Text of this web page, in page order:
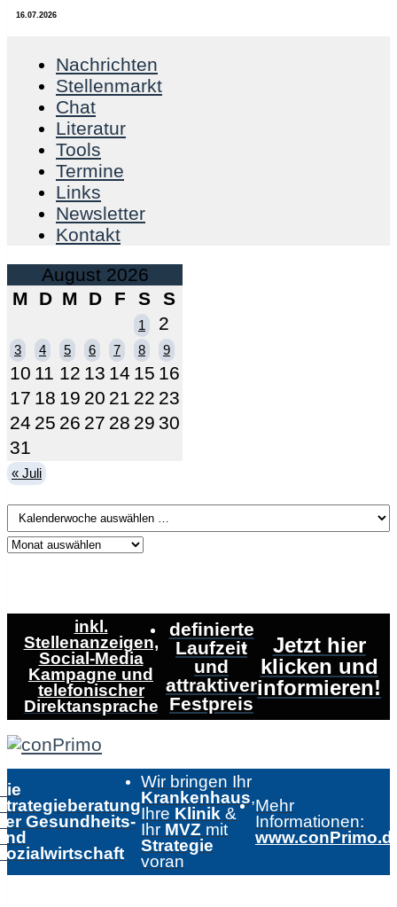
16.07.2026
Nachrichten
Stellenmarkt
Chat
Literatur
Tools
Termine
Links
Newsletter
Kontakt
August 2026
M
D M D F S S
1 2
3 4 5 6 7 8 9
10 11 12 13 14 15 16
17 18 19 20 21 22 23
24 25 26 27 28 29 30
31
« Juli
inkl.
Stellenanzeigen,
Social-Media
Kampagne und
telefonischer
Direktansprache
definierte
Laufzeit
und
attraktiver
Festpreis
Jetzt hier
klicken und
informieren!
Gesundheits-
Wir bringen Ihr
Krankenhaus,
Ihre Klinik &
Ihr MVZ mit
Strategie
voran
Mehr
Informationen: